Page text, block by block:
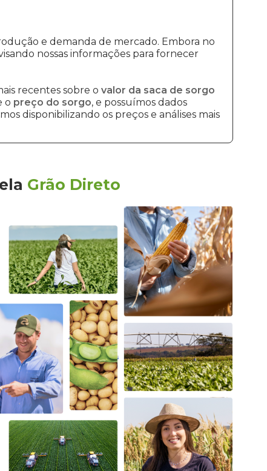
e demanda de mercado. Embora no
nossas informações para fornecer
recentes sobre o valor da saca de sorgo
o preço do sorgo, e possuímos dados
disponibilizando os preços e análises mais
Grão Direto